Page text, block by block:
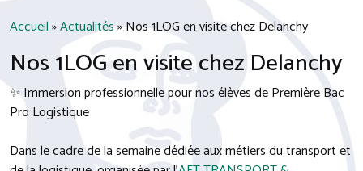
Accueil»Actualités»Nos 1LOG en visite chez Delanchy
Nos 1LOG en visite chez Delanchy
✨ Immersion professionnelle pour nos élèves de Première Bac
Pro Logistique
Dans le cadre de la semaine dédiée aux métiers du transport et